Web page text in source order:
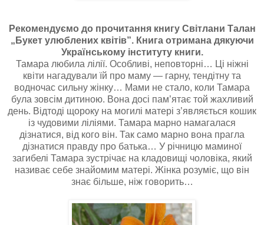
Рекомендуємо до прочитання книгу Світлани Талан
„Букет улюблених квітів”. Книга отримана дякуючи
Українському інституту книги.
Тамара любила лілії. Особливі, неповторні… Ці ніжні
квіти нагадували їй про маму — гарну, тендітну та
водночас сильну жінку… Мами не стало, коли Тамара
була зовсім дитиною. Вона досі пам’ятає той жахливий
день. Відтоді щороку на могилі матері з’являється кошик
із чудовими ліліями. Тамара марно намагалася
дізнатися, від кого він. Так само марно вона прагла
дізнатися правду про батька… У річницю маминої
загибелі Тамара зустрічає на кладовищі чоловіка, який
називає себе знайомим матері. Жінка розуміє, що він
знає більше, ніж говорить…